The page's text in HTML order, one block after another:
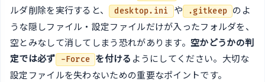
ルダ削除を実行すると、 desktop.ini や .gitkeep
のよ
うな隠しファイル・設定ファイルだけが入ったフォルダを、
空とみなして消してしまう恐れがあります。 空かどうかの判
定では必ず
-Force を付ける ようにしてください。大切な
設定ファイルを失わないための重要なポイントです。